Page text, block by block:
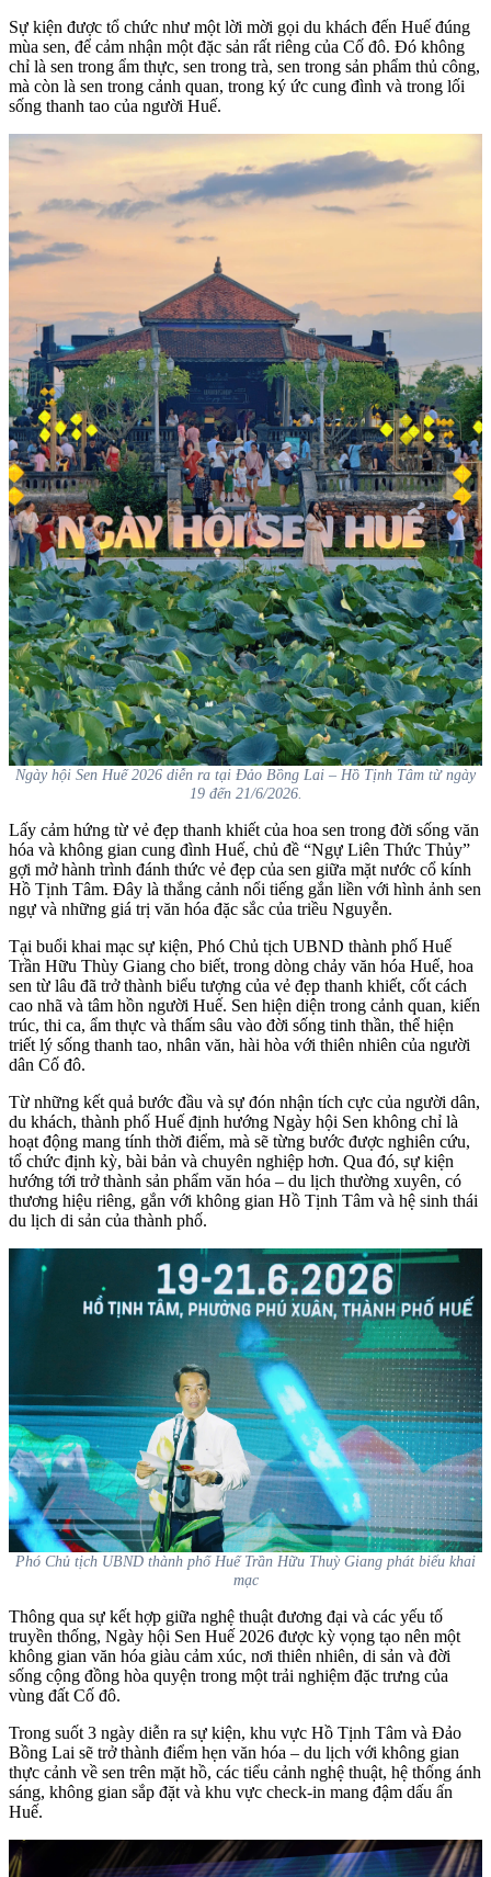
Sự kiện được tổ chức như một lời mời gọi du khách đến Huế đúng
mùa sen, để cảm nhận một đặc sản rất riêng của Cố đô. Đó không
chỉ là sen trong ẩm thực, sen trong trà, sen trong sản phẩm thủ công,
mà còn là sen trong cảnh quan, trong ký ức cung đình và trong lối
sống thanh tao của người Huế.
Ngày hội Sen Huế 2026 diễn ra tại Đảo Bồng Lai – Hồ Tịnh Tâm từ ngày
19 đến 21/6/2026.
Lấy cảm hứng từ vẻ đẹp thanh khiết của hoa sen trong đời sống văn
hóa và không gian cung đình Huế, chủ đề “Ngự Liên Thức Thủy”
gợi mở hành trình đánh thức vẻ đẹp của sen giữa mặt nước cổ kính
Hồ Tịnh Tâm. Đây là thắng cảnh nổi tiếng gắn liền với hình ảnh sen
ngự và những giá trị văn hóa đặc sắc của triều Nguyễn.
Tại buổi khai mạc sự kiện, Phó Chủ tịch UBND thành phố Huế
Trần Hữu Thùy Giang cho biết, trong dòng chảy văn hóa Huế, hoa
sen từ lâu đã trở thành biểu tượng của vẻ đẹp thanh khiết, cốt cách
cao nhã và tâm hồn người Huế. Sen hiện diện trong cảnh quan, kiến
trúc, thi ca, ẩm thực và thấm sâu vào đời sống tinh thần, thể hiện
triết lý sống thanh tao, nhân văn, hài hòa với thiên nhiên của người
dân Cố đô.
Từ những kết quả bước đầu và sự đón nhận tích cực của người dân,
du khách, thành phố Huế định hướng Ngày hội Sen không chỉ là
hoạt động mang tính thời điểm, mà sẽ từng bước được nghiên cứu,
tổ chức định kỳ, bài bản và chuyên nghiệp hơn. Qua đó, sự kiện
hướng tới trở thành sản phẩm văn hóa – du lịch thường xuyên, có
thương hiệu riêng, gắn với không gian Hồ Tịnh Tâm và hệ sinh thái
du lịch di sản của thành phố.
Phó Chủ tịch UBND thành phố Huế Trần Hữu Thuỳ Giang phát biểu khai
mạc
Thông qua sự kết hợp giữa nghệ thuật đương đại và các yếu tố
truyền thống, Ngày hội Sen Huế 2026 được kỳ vọng tạo nên một
không gian văn hóa giàu cảm xúc, nơi thiên nhiên, di sản và đời
sống cộng đồng hòa quyện trong một trải nghiệm đặc trưng của
vùng đất Cố đô.
Trong suốt 3 ngày diễn ra sự kiện, khu vực Hồ Tịnh Tâm và Đảo
Bồng Lai sẽ trở thành điểm hẹn văn hóa – du lịch với không gian
thực cảnh về sen trên mặt hồ, các tiểu cảnh nghệ thuật, hệ thống ánh
sáng, không gian sắp đặt và khu vực check-in mang đậm dấu ấn
Huế.